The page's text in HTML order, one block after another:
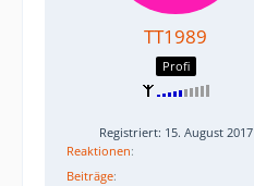
TT1989
Profi
Registriert: 15. August 2017
Reaktionen
Beiträge